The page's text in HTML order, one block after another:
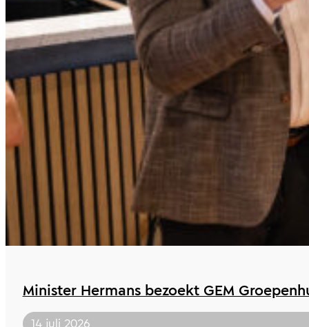
Minister Hermans bezoekt GEM
14 juli 2026